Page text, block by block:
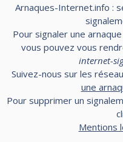
Arnaques-Internet.info :
Pour signaler une
vous pouvez vous
internet-
Suivez-nous sur les
une
Pour supprimer un
Mentions